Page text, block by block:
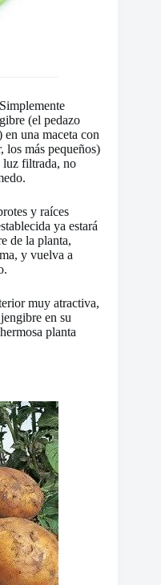
(el pedazo
en una maceta con
los más pequeños)
luz filtrada, no
y raíces
ya estará
de la planta,
y vuelva a
muy atractiva,
en su
planta